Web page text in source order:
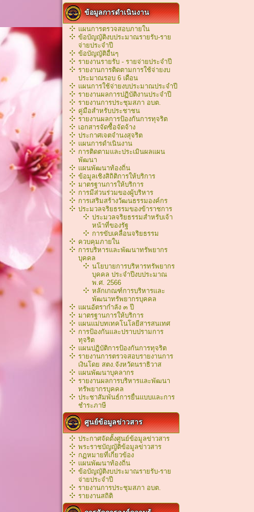
ข้อมูลการดำเนินงาน
แผนการตรวจสอบภายใน
ข้อบัญญัติงบประมาณรายรับ-ราย
จ่ายประจำปี
ข้อบัญญัติอื่นๆ
รายงานรายรับ - รายจ่ายประจำปี
รายงานการติดตามการใช้จ่ายงบ
ประมาณรอบ 6 เดือน
แผนการใช้จ่ายงบประมาณประจำปี
รายงานผลการปฏิบัติงานประจำปี
รายงานการประชุมสภา อบต.
คู่มือสำหรับประชาชน
รายงานผลการป้องกันการทุจริต
เอกสารจัดซื้อจัดจ้าง
ประกาศเจตจำนงสุจริต
แผนการดำเนินงาน
การติดตามและประเมินผลแผน
พัฒนา
แผนพัฒนาท้องถิ่น
ข้อมูลเชิงสิถิติการให้บริการ
มาตรฐานการให้บริการ
การมีส่วนร่วมของผู้บริหาร
การเสริมสร้างวัฒนธรรมองค์กร
ประมวลจริยธรรมของข้าราชการ
ประมวลจริยธรรมสำหรับเจ้า
หน้าที่ของรัฐ
การขับเคลื่อนจริยธรรม
ควบคุมภายใน
การบริหารและพัฒนาทรัพยากร
บุคคล
นโยบายการบริหารทรัพยากร
บุคคล ประจำปีงบประมาณ
พ.ศ. 2566
หลักเกณฑ์การบริหารเเละ
พัฒนาทรัพยากรบุคคล
แผนอัตรากำลัง ๓ ปี
มาตรฐานการให้บริการ
แผนแม่บทเทคโนโลยีสารสนเทศ
การป้องกันและปราบปรามการ
ทุจริต
แผนปฏิบัติการป้องกันการทุจริต
รายงานการตรวจสอบรายงานการ
เงินโดย สตง.จังหวัดนราธิวาส
แผนพัฒนาบุคลากร
รายงานผลการบริหารและพัฒนา
ทรัพยากรบุคคล
ประชาสัมพันธ์การยื่นแบบและการ
ชำระภาษี
ศูนย์ข้อมูลข่าวสาร
ประกาศจัดตั้งศูนย์ข้อมูลข่าวสาร
พระราชบัญญัติข้อมูลข่าวสาร
กฏหมายที่เกี่ยวข้อง
เเผนพัฒนาท้องถิ่น
ข้อบัญญัติงบประมาณรายรับ-ราย
จ่ายประจำปี
รายงานการประชุมสภา อบต.
รายงานสถิติ